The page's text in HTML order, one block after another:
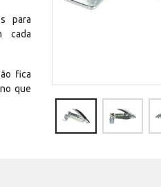
para
cada
fica
que